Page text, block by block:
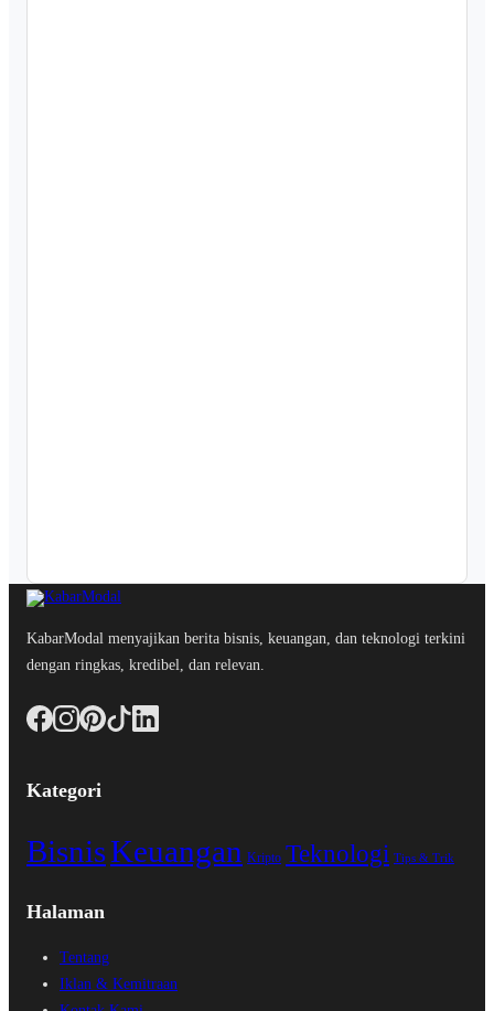
KabarModal menyajikan berita bisnis, keuangan, dan teknologi terkini
dengan ringkas, kredibel, dan relevan.
Kategori
BisnisKeuangan Kripto Teknologi Tips & Trik
Halaman
Tentang
Iklan & Kemitraan